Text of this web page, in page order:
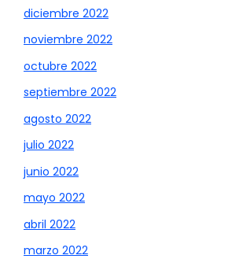
diciembre 2022
noviembre 2022
octubre 2022
septiembre 2022
agosto 2022
julio 2022
junio 2022
mayo 2022
abril 2022
marzo 2022